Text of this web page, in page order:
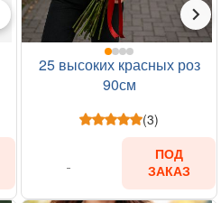
25 высоких красных роз
90см
(3)
ПОД
ЗАКАЗ